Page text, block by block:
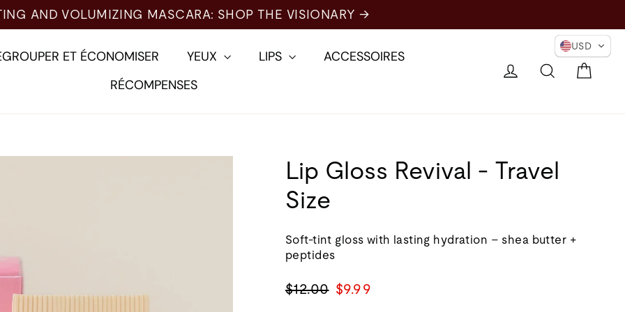
SHOP THE VISIONARY →
ET ÉCONOMISER YEUX LIPS
ACCESSOIRES
RÉCOMPENSES
Se connecter
Recherche
Lip Gloss Revival - Travel
Size
Soft-tint gloss with lasting hydration – shea butter +
peptides
Prix
$12.00 Prix
$9.99
USD